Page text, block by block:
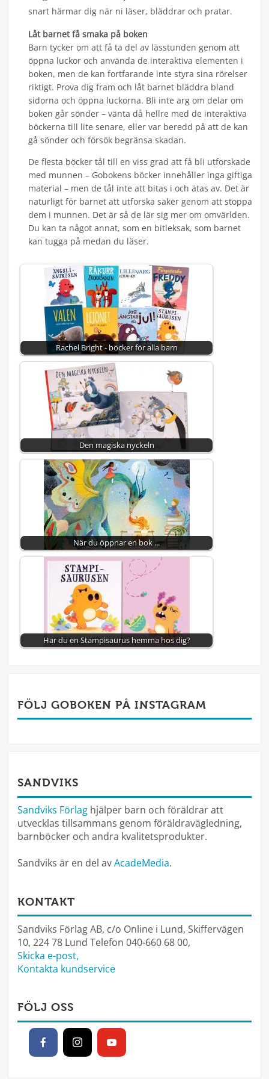
snart härmar dig när ni läser, bläddrar och pratar.
Låt barnet få smaka på boken
Barn tycker om att få ta del av lässtunden genom att
öppna luckor och använda de interaktiva elementen i
boken, men de kan fortfarande inte styra sina rörelser
riktigt. Prova dig fram och låt barnet bläddra bland
sidorna och öppna luckorna. Bli inte arg om delar om
boken går sönder – vänta då hellre med de interaktiva
böckerna till lite senare, eller var beredd på att de kan
gå sönder och försök begränsa skadan.
De flesta böcker tål till en viss grad att få bli utforskade
med munnen – Gobokens böcker innehåller inga giftiga
material – men de tål inte att bitas i och ätas av. Det är
naturligt för barnet att utforska saker genom att stoppa
dem i munnen. Det är så de lär sig mer om omvärlden.
Du kan ta något annat, som en bitleksak, som barnet
kan tugga på medan du läser.
Rachel Bright - böcker för alla barn
Den magiska nyckeln
När du öppnar en bok ...
Har du en Stampisaurus hemma hos dig?
FÖLJ GOBOKEN PÅ INSTAGRAM
SANDVIKS
Sandviks Förlag hjälper barn och föräldrar att
utvecklas tillsammans genom föräldravägledning,
barnböcker och andra kvalitetsprodukter.
Sandviks är en del avAcadeMedia.
KONTAKT
Sandviks Förlag AB, c/o Online i Lund, Skiffervägen
10, 224 78 Lund Telefon 040-660 68 00,
Skicka e-post,
Kontakta kundservice
FÖLJ OSS